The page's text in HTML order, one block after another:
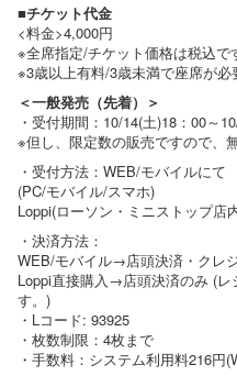
■チケット代金
<料金>4,000円
※全席指定/チケット価格は税込で
※3歳以上有料/3歳未満で座席が必
＜一般発売（先着）＞
・受付期間：10/14(土)18：00～
※但し、限定数の販売ですので、
・受付方法：WEB/モバイルにて
(PC/モバイル/スマホ)
Loppi(ローソン・ミニストップ店
・決済方法：
WEB/モバイル→店頭決済・クレ
Loppi直接購入→店頭決済のみ (
す。)
・Lコード: 93925
・枚数制限：4枚まで
・手数料：システム利用料216円